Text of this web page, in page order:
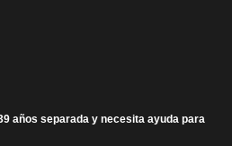
años separada y necesita ayuda para